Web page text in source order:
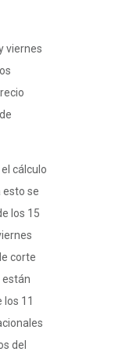
viernes
cálculo
esto se
los 15
corte
están
11
del